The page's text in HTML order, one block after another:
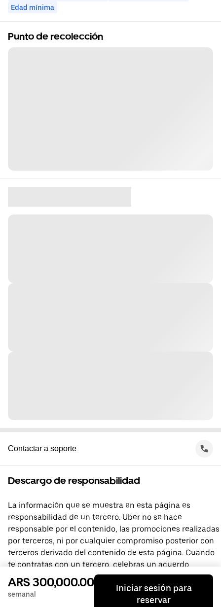
Edad mínima
Punto de recolección
Contactar a soporte
Descargo de responsabilidad
La información que se muestra en esta página es
responsabilidad de un tercero. Uber no se hace
responsable por el contenido, las promociones realizadas
por terceros, ni por cualquier compromiso posterior con
terceros derivado del contenido de esta página. Cuando
te contratas con un tercero, celebras un acuerdo
directamente con él, del que Uber no forma parte. Si
tienes preguntas, comunícate directamente con el
tercero.
ARS 300,000.00
semanal
Iniciar sesión para
reservar